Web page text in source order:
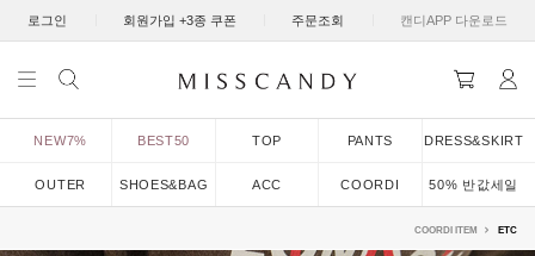
로그인 회원가입 +3종 쿠폰 주문조회 캔디APP 다운로드
NEW7% BEST50 TOP PANTS DRESS&SKIRT
OUTER SHOES&BAG ACC COORDI 50% 반값세일
COORDI ITEM ETC